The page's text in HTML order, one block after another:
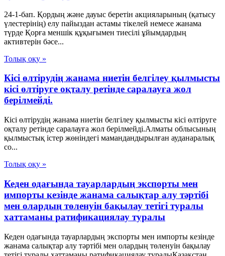
24-1-бап. Қордың және дауыс беретін акцияларының (қатысу
үлестерінің) елу пайыздан астамы тікелей немесе жанама
түрде Қорға меншік құқығымен тиесілі ұйымдардың
активтерін бәсе...
Толық оқу »
Кісі өлтірудің жанама ниетін белгілеу қылмысты
кісі өлтіруге оқталу ретінде саралауға жол
берілмейді.
Кісі өлтірудің жанама ниетін белгілеу қылмысты кісі өлтіруге
оқталу ретінде саралауға жол берілмейді.Алматы облысының
қылмыстық істер жөніндегі мамандандырылған ауданаралық
со...
Толық оқу »
Кеден одағында тауарлардың экспорты мен
импорты кезінде жанама салықтар алу тәртібі
мен олардың төленуін бақылау тетігі туралы
хаттаманы ратификациялау туралы
Кеден одағында тауарлардың экспорты мен импорты кезінде
жанама салықтар алу тәртібі мен олардың төленуін бақылау